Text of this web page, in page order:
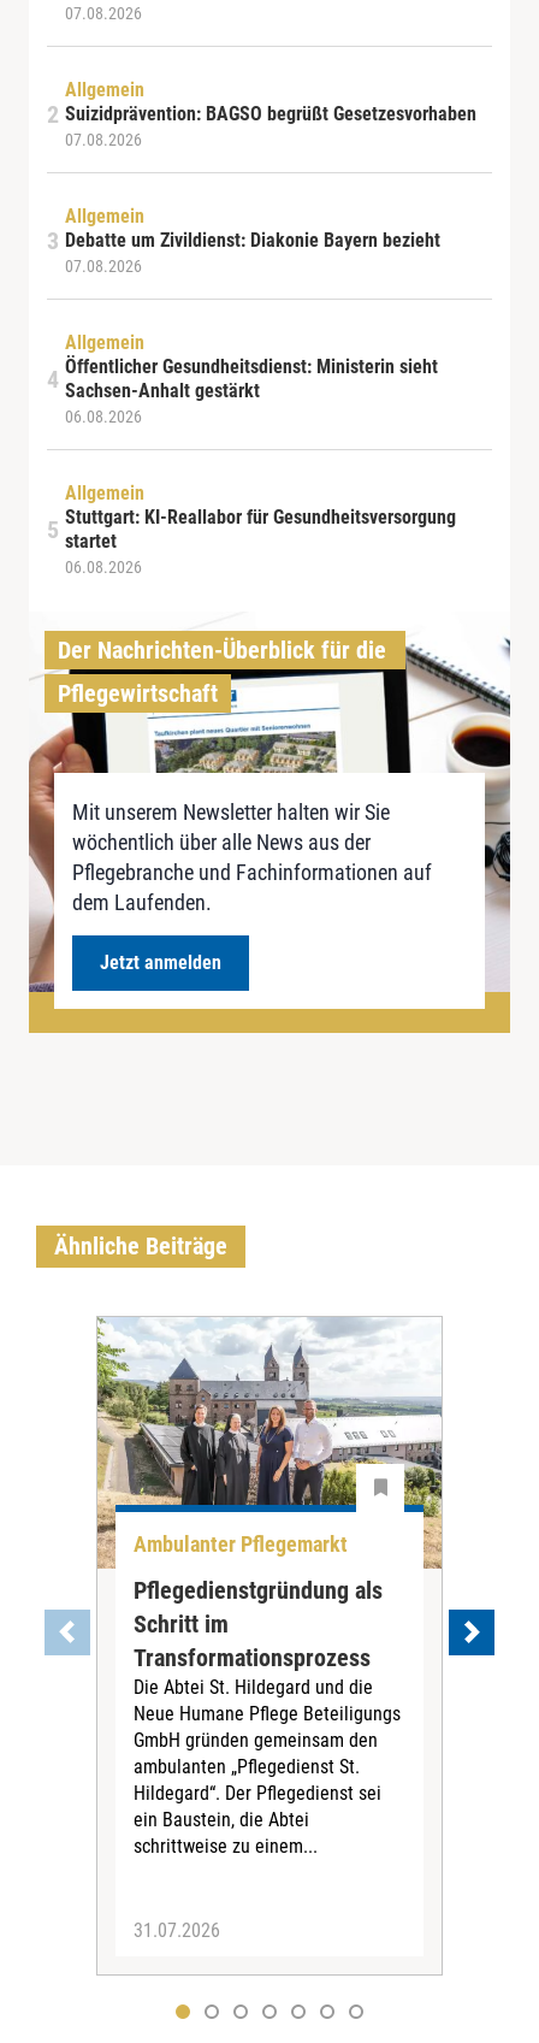
07.08.2026
Allgemein
Suizidprävention: BAGSO begrüßt Gesetzesvorhaben
07.08.2026
Allgemein
Debatte um Zivildienst: Diakonie Bayern bezieht
07.08.2026
Allgemein
Öffentlicher Gesundheitsdienst: Ministerin sieht
Sachsen-Anhalt gestärkt
06.08.2026
Allgemein
Stuttgart: KI-Reallabor für Gesundheitsversorgung
startet
06.08.2026
Der Nachrichten-Überblick für die
Pflegewirtschaft
Mit unserem Newsletter halten wir Sie
wöchentlich über alle News aus der
Pflegebranche und Fachinformationen auf
dem Laufenden.
Jetzt anmelden
Ähnliche Beiträge
Ambulanter Pflegemarkt
Pflegedienstgründung als
Schritt im
Transformationsprozess
Die Abtei St. Hildegard und die
Neue Humane Pflege Beteiligungs
GmbH gründen gemeinsam den
ambulanten „Pflegedienst St.
Hildegard“. Der Pflegedienst sei
ein Baustein, die Abtei
schrittweise zu einem...
31.07.2026